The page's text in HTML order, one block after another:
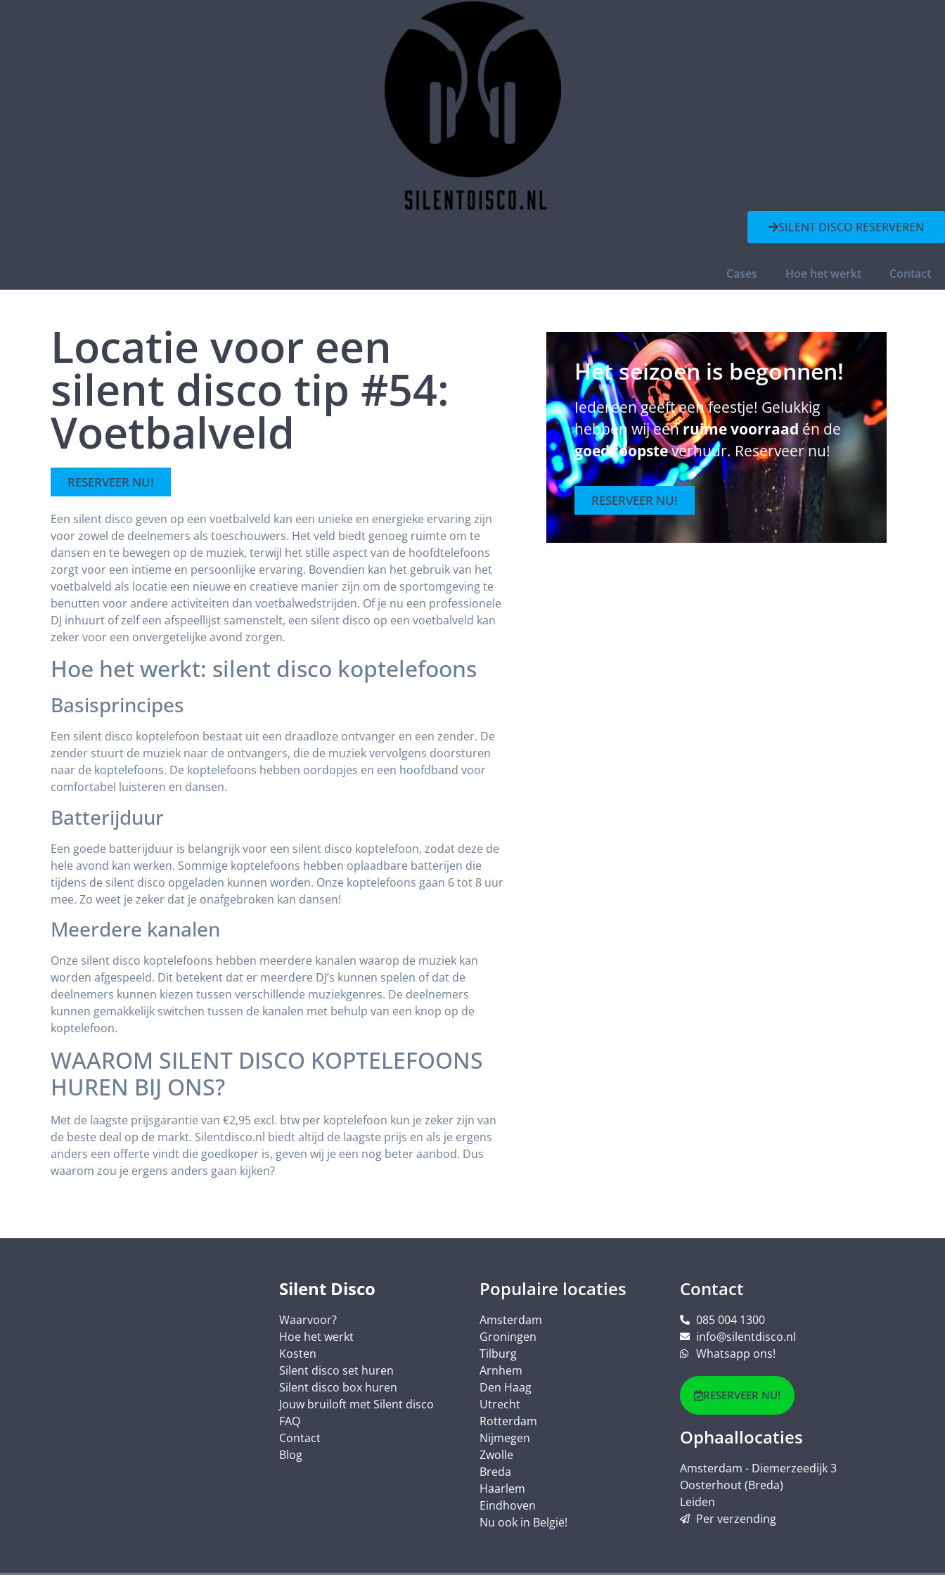
SILENT DISCO RESERVEREN
Cases Hoe het werkt Contact
Locatie voor een
silent disco tip #54:
Voetbalveld
RESERVEER NU!
Een silent disco geven op een voetbalveld kan een unieke en energieke ervaring zijn
voor zowel de deelnemers als toeschouwers. Het veld biedt genoeg ruimte om te
dansen en te bewegen op de muziek, terwijl het stille aspect van de hoofdtelefoons
zorgt voor een intieme en persoonlijke ervaring. Bovendien kan het gebruik van het
voetbalveld als locatie een nieuwe en creatieve manier zijn om de sportomgeving te
benutten voor andere activiteiten dan voetbalwedstrijden. Of je nu een professionele
DJ inhuurt of zelf een afspeellijst samenstelt, een silent disco op een voetbalveld kan
zeker voor een onvergetelijke avond zorgen.
Hoe het werkt: silent disco koptelefoons
Basisprincipes
Een silent disco koptelefoon bestaat uit een draadloze ontvanger en een zender. De
zender stuurt de muziek naar de ontvangers, die de muziek vervolgens doorsturen
naar de koptelefoons. De koptelefoons hebben oordopjes en een hoofdband voor
comfortabel luisteren en dansen.
Batterijduur
Een goede batterijduur is belangrijk voor een silent disco koptelefoon, zodat deze de
hele avond kan werken. Sommige koptelefoons hebben oplaadbare batterijen die
tijdens de silent disco opgeladen kunnen worden. Onze koptelefoons gaan 6 tot 8 uur
mee. Zo weet je zeker dat je onafgebroken kan dansen!
Meerdere kanalen
Onze silent disco koptelefoons hebben meerdere kanalen waarop de muziek kan
worden afgespeeld. Dit betekent dat er meerdere DJ’s kunnen spelen of dat de
deelnemers kunnen kiezen tussen verschillende muziekgenres. De deelnemers
kunnen gemakkelijk switchen tussen de kanalen met behulp van een knop op de
koptelefoon.
WAAROM SILENT DISCO KOPTELEFOONS
HUREN BIJ ONS?
Met de laagste prijsgarantie van €2,95 excl. btw per koptelefoon kun je zeker zijn van
de beste deal op de markt. Silentdisco.nl biedt altijd de laagste prijs en als je ergens
anders een offerte vindt die goedkoper is, geven wij je een nog beter aanbod. Dus
waarom zou je ergens anders gaan kijken?
Het seizoen is begonnen!
Iedereen geeft een feestje! Gelukkig
hebben wij eenruime voorraad én de
goedkoopsteverhuur. Reserveer nu!
RESERVEER NU!
Silent Disco
Waarvoor?
Hoe het werkt
Kosten
Silent disco set huren
Silent disco box huren
Jouw bruiloft met Silent disco
FAQ
Contact
Blog
Populaire locaties
Amsterdam
Groningen
Tilburg
Arnhem
Den Haag
Utrecht
Rotterdam
Nijmegen
Zwolle
Breda
Haarlem
Eindhoven
Nu ook in België!
Contact
085 004 1300
info@silentdisco.nl
Whatsapp ons!
RESERVEER NU!
Ophaallocaties
Amsterdam - Diemerzeedijk 3
Oosterhout (Breda)
Leiden
Per verzending